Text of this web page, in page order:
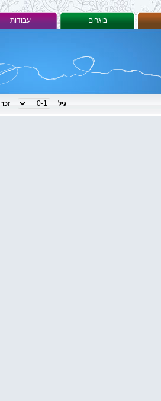
בוגרים עבודות
גיל זכר